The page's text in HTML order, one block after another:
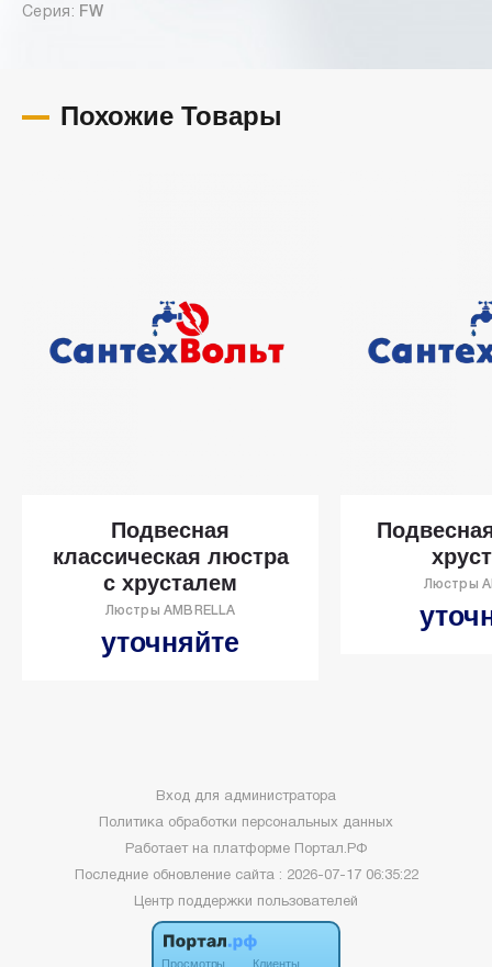
Серия: FW
Похожие Товары
Подвесная
классическая люстра
с хрусталем
Люстры AMBRELLA
уточняйте
Люстры
Вход для администратора
Политика обработки персональных данных
Работает на платформе
Портал.РФ
Последние обновление сайта : 2026-07-17 06:35:22
Центр поддержки пользователей